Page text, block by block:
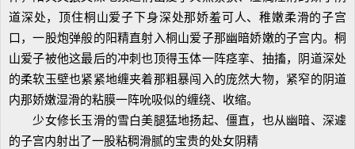
道深处，顶住桐山爱子下身深处那娇羞可人、稚嫩柔滑的子宫
口，一股炮弹般的阳精直射入桐山爱子那幽暗娇嫩的子宫内。桐
山爱子被他这最后的冲刺也顶得玉体一阵痉挛、抽搐，阴道深处
的柔软玉壁也紧紧地缠夹着那粗暴闯入的庞然大物，紧窄的阴道
内那娇嫩湿滑的粘膜一阵吮吸似的缠绕、收缩。
少女修长玉滑的雪白美腿猛地扬起、僵直，也从幽暗、深遽
的子宫内射出了一股粘稠滑腻的宝贵的处女阴精